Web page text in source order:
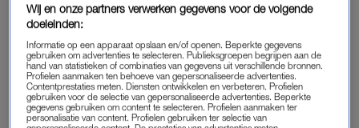
Maar het mooiste zijn de mensen. Iedereen groet elkaar,
maakt een praatje. Binnen een week hebben we meer
contacten gelegd dan ik in vijftig jaar in Amsterdam. Ze
spreken nauwelijks Engels, wij nog geen Spaans, maar met
handen en veel ‘si’ komen we een heel eind. We hebben al
Wij en onze partners verwerken gegevens voor de volgende
doeleinden:
Informatie op een apparaat opslaan en/of openen. Beperkte gegevens
gebruiken om advertenties te selecteren. Publieksgroepen begrijpen aan de
hand van statistieken of combinaties van gegevens uit verschillende bronnen.
Profielen aanmaken ten behoeve van gepersonaliseerde advertenties.
Contentprestaties meten. Diensten ontwikkelen en verbeteren. Profielen
gebruiken voor de selectie van gepersonaliseerde advertenties. Beperkte
gegevens gebruiken om content te selecteren. Profielen aanmaken ter
personalisatie van content. Profielen gebruiken ter selectie van